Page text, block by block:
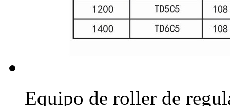
Equipo de roller de